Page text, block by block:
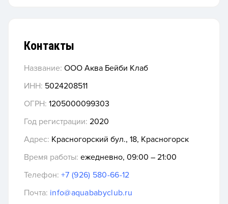
Контакты
Название: ООО Аква Бейби Клаб
ИНН: 5024208511
ОГРН: 1205000099303
Год регистрации: 2020
Адрес: Красногорский бул., 18, Красногорск
Время работы: ежедневно, 09:00 – 21:00
Телефон: +7 (926) 580-66-12
Почта: info@aquababyclub.ru